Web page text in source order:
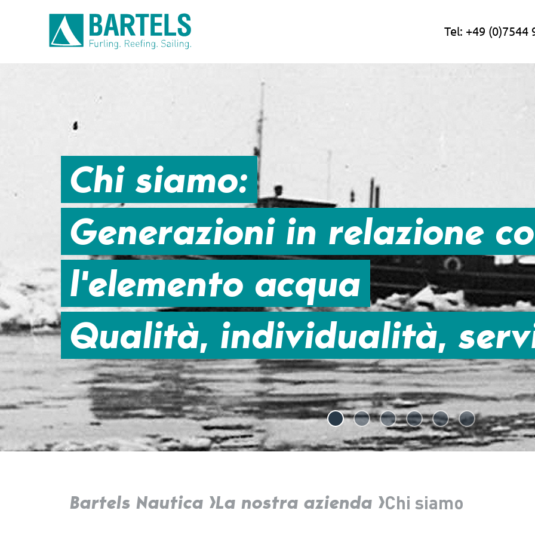
Tel: +49 (0)7544
Bartels Nautica La nostra azienda Chi siamo
Chi siamo:
Generazioni in relazione
l'elemento acqua
Qualità, individualità,